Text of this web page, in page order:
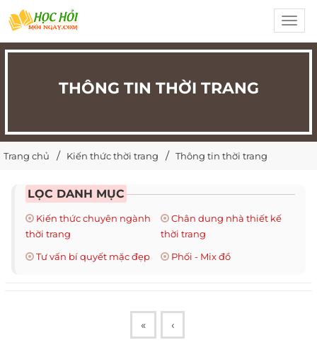
THÔNG TIN THỜI TRANG
Trang chủ Kiến thức thời trang Thông tin thời trang
LỌC DANH MỤC
Kiến thức chuyên ngành
thời trang
Chân dung nhà thiết kế
thời trang
Tư vấn bí quyết mặc đẹp
Phối - Mix đồ
« ‹